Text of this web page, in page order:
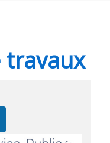
travaux